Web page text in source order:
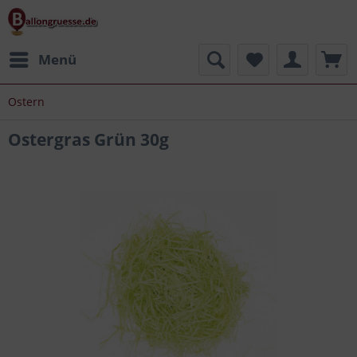
Menü
Ostern
Ostergras Grün 30g